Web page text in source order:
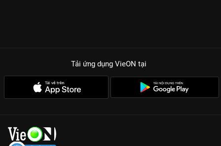
Tải ứng dụng VieON tại